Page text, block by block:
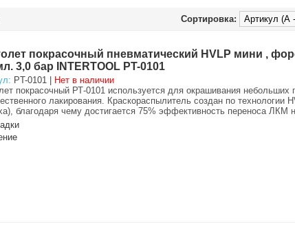
Сортировка:
покрасочный пневматический HVLP мини ,
3,0 бар INTERTOOL PT-0101
PT-0101 |
Нет в наличии
покрасочный РТ-0101 используется для окрашивания небольших
лакирования. Краскораспылитель создан по
благодаря чему достигается 75% эффективность переноса ЛКМ